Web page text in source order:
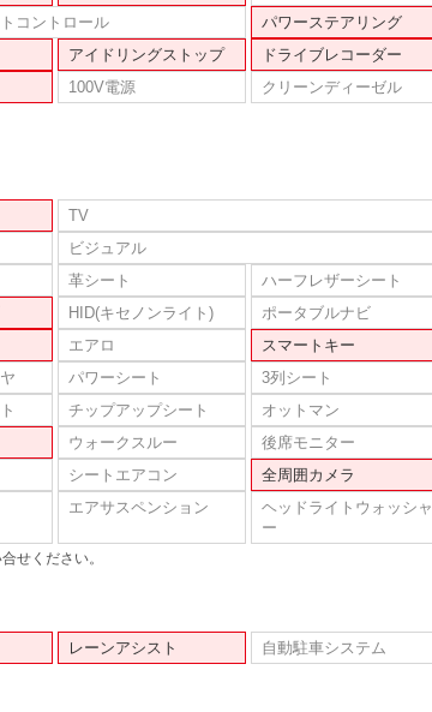
コントロール
パワーステアリング
アイドリングストップ
ドライブレコーダー
100V電源
クリーンディーゼル
TV
ビジュアル
革シート
ハーフレザーシート
HID(キセノンライト)
ポータブルナビ
エアロ
スマートキー
パワーシート
3列シート
チップアップシート
オットマン
ウォークスルー
後席モニター
シートエアコン
全周囲カメラ
エアサスペンション
ヘッドライトウォッシャ
ー
せください。
レーンアシスト
自動駐車システム